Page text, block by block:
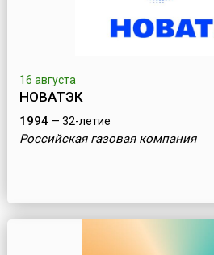
16 августа
НОВАТЭК
1994— 32-летие
Российская газовая компания